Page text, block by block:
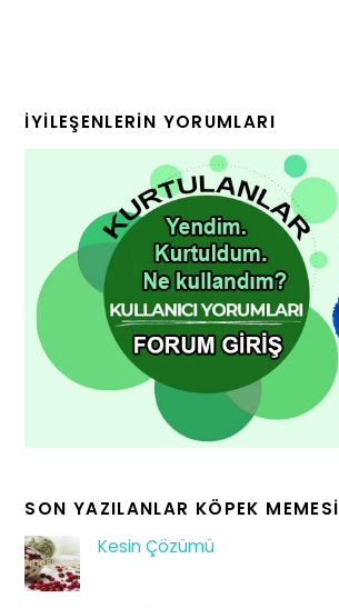
İYILEŞENLERIN YORUMLARI
SON YAZILANLAR KÖPEK MEMESI
Kesin Çözümü